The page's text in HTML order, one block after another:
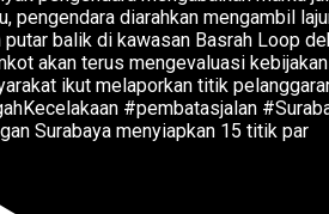
Surabaya menyiapkan 15 titik par